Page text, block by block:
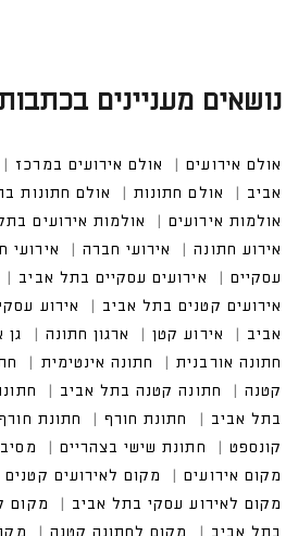
נושאים מעניינים
אולם אירועים אולם אירועים במרכז
אביב
אולם חתונות אולם חתונות
אולמות אירועים
אולמות אירועים
אירוע חתונה
אירועי חברה אירועי
עסקיים
אירועים עסקיים בתל אביב
אירועים קטנים בתל אביב
אירוע
אביב
אירוע קטן ארגון חתונה גן
חתונה אורבנית
חתונה אינטימית
קטנה
חתונה קטנה בתל אביב
בתל אביב
חתונת חורף חתונת
קונספט
חתונת שישי בצהריים
מקום אירועים
מקום לאירועים קטנים
מקום לאירוע עסקי בתל אביב
מקום
בתל אביב
מקום לחתונה קטנה